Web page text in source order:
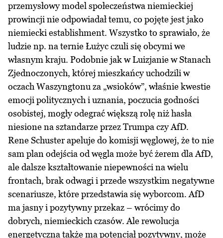
przemysłowy model społeczeństwa niemieckiej
prowincji nie odpowiadał temu, co pojęte jest jako
niemiecki establishment. Wszystko to sprawiało, że
ludzie np. na ternie Łużyc czuli się obcymi we
własnym kraju. Podobnie jak w Luizjanie w Stanach
Zjednoczonych, której mieszkańcy uchodzili w
oczach Waszyngtonu za „wsioków”, właśnie kwestie
emocji politycznych i uznania, poczucia godności
osobistej, mogły odegrać większą rolę niż hasła
niesione na sztandarze przez Trumpa czy AfD.
Rene Schuster apeluje do komisji węglowej, że to nie
sam plan odejścia od węgla może być żerem dla AfD,
ale dalsze kształtowanie niepewności na wielu
frontach, brak odwagi i przede wszystkim negatywne
scenariusze, które przedstawia się wyborcom. AfD
ma jasny i pozytywny przekaz – wrócimy do
dobrych, niemieckich czasów. Ale rewolucja
energetyczna także ma potencjał pozytywny, może